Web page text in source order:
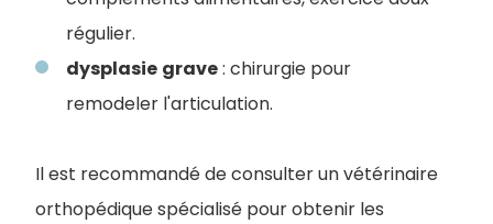
régulier.
dysplasie grave: chirurgie pour
remodeler l'articulation.
Il est recommandé de consulter un vétérinaire
orthopédique spécialisé pour obtenir les